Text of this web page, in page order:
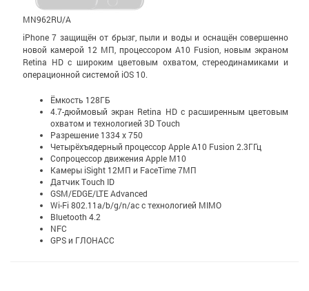
MN962RU/A
iPhone 7 защищён от брызг, пыли и воды и оснащён совершенно
новой камерой 12 МП, процессором A10 Fusion, новым экраном
Retina HD с широким цветовым охватом, стерео­динамиками и
операционной системой iOS 10.
Ёмкость 128ГБ
4.7-дюймовый экран Retina HD c расширенным цветовым
охватом и технологией 3D Touch
Разрешение 1334 x 750
Четырёхъядерный процессор Apple A10 Fusion 2.3ГГц
Сопроцессор движения Apple M10
Камеры iSight 12МП и FaceTime 7МП
Датчик Touch ID
GSM/EDGE/LTE Advanced
Wi-Fi 802.11a/b/g/n/ac с технологией MIMO
Bluetooth 4.2
NFC
GPS и ГЛОНАСС